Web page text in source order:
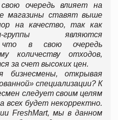
очередь влияет на
магазины ставят выше
на качество, так как
являются
что в свою очередь
количеству отходов,
за счет высоких цен.
бизнесмены, открывая
специализации? К
следует своим целям
всех будет некорректно.
FreshMart, мы в данном